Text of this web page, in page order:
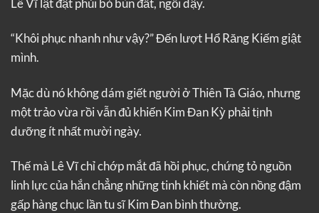
Lê Vĩ lật đật phủi bỏ bùn đất, ngồi dậy.
“Khôi phục nhanh như vậy?” Đến lượt Hổ Răng Kiếm giật
mình.
Mặc dù nó không dám giết người ở Thiên Tà Giáo, nhưng
một trảo vừa rồi vẫn đủ khiến Kim Đan Kỳ phải tịnh
dưỡng ít nhất mười ngày.
Thế mà Lê Vĩ chỉ chớp mắt đã hồi phục, chứng tỏ nguồn
linh lực của hắn chẳng những tinh khiết mà còn nồng đậm
gấp hàng chục lần tu sĩ Kim Đan bình thường.